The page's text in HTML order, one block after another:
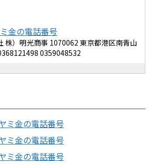
金の電話番号
株）明光商事 1070062 東京都港区南青山
0359048532
ミ金の電話番号
ミ金の電話番号
ミ金の電話番号